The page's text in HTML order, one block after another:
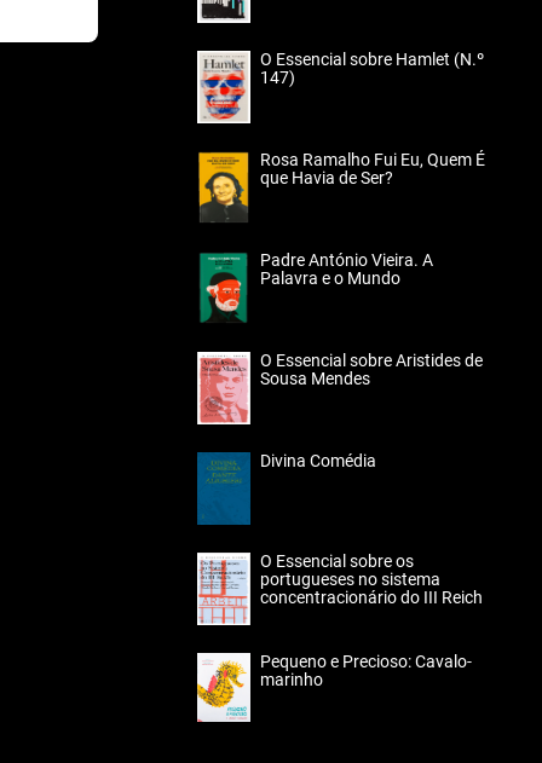
O Essencial sobre Hamlet (N.º
147)
Rosa Ramalho Fui Eu, Quem É
que Havia de Ser?
Padre António Vieira. A
Palavra e o Mundo
O Essencial sobre Aristides de
Sousa Mendes
Divina Comédia
O Essencial sobre os
portugueses no sistema
concentracionário do III Reich
Pequeno e Precioso: Cavalo-
marinho